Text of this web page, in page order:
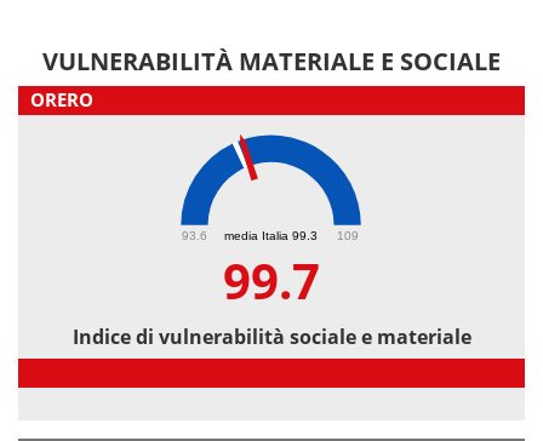
VULNERABILITÀ MATERIALE E SOCIALE
ORERO
media Italia 99.3
93.6 109
99.7
Indice di vulnerabilità sociale e materiale